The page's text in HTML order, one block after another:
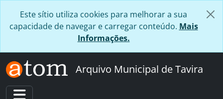
Este sítio utiliza cookies para melhorar a sua
capacidade de navegar e carregar conteúdo. Mais
Informações.
Arquivo Municipal de Tavira